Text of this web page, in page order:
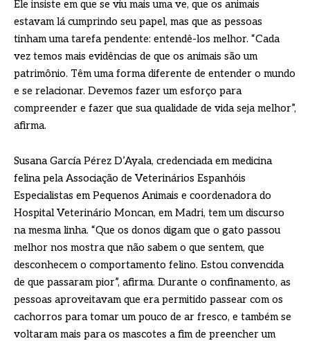
Ele insiste em que se viu mais uma ve, que os animais
estavam lá cumprindo seu papel, mas que as pessoas
tinham uma tarefa pendente: entendê-los melhor. “Cada
vez temos mais evidências de que os animais são um
patrimônio. Têm uma forma diferente de entender o mundo
e se relacionar. Devemos fazer um esforço para
compreender e fazer que sua qualidade de vida seja melhor”,
afirma.
Susana García Pérez D’Ayala, credenciada em medicina
felina pela Associação de Veterinários Espanhóis
Especialistas em Pequenos Animais e coordenadora do
Hospital Veterinário Moncan, em Madri, tem um discurso
na mesma linha. “Que os donos digam que o gato passou
melhor nos mostra que não sabem o que sentem, que
desconhecem o comportamento felino. Estou convencida
de que passaram pior”, afirma. Durante o confinamento, as
pessoas aproveitavam que era permitido passear com os
cachorros para tomar um pouco de ar fresco, e também se
voltaram mais para os mascotes a fim de preencher um